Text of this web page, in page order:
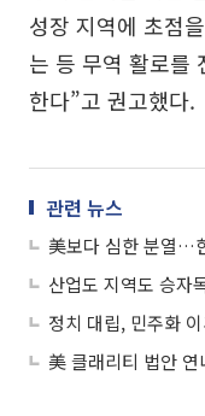
성장 지역에 초점
는 등 무역 활로를
한다”고 권고했
관련 뉴스
美보다 심한 분열…
산업도 지역도 승
정치 대립, 민주화